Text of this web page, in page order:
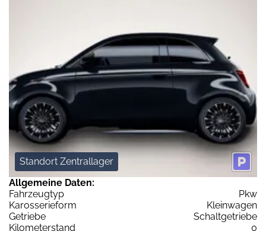
Standort Zentrallager
Allgemeine Daten:
Fahrzeugtyp
Pkw
Karosserieform
Kleinwagen
Getriebe
Schaltgetriebe
Kilometerstand
0